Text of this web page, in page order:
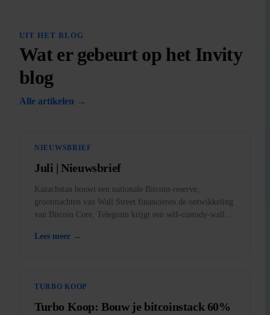
UIT HET BLOG
Wat er gebeurt op het Invity
blog
Alle artikelen →
NIEUWSBRIEF
Juli | Nieuwsbrief
Kazachstan bouwt een nationale Bitcoin-reserve,
grootmachten van Wall Street financieren de ontwikkeling
van Bitcoin Core, Telegram krijgt een self-custody-wallet,
Lees meer →
TURBO KOOP
Turbo Koop: Bouw je bitcoinstack 60%